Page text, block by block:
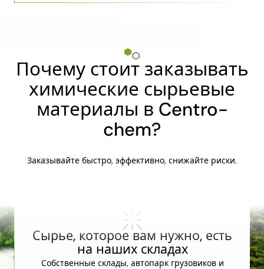
Почему стоит заказывать
химические сырьевые
материалы в Centro-
chem?
Заказывайте быстро, эффективно, снижайте риски.
Сырье, которое вам нужно, есть
на наших складах
Собственные склады, автопарк грузовиков и